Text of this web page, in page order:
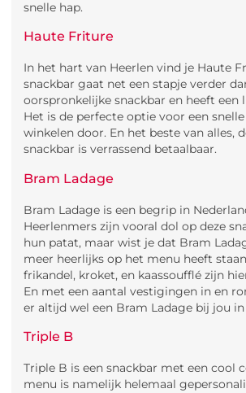
snelle hap.
Haute Friture
In het hart van Heerlen vind je Haute
snackbar gaat net een stapje verder
oorspronkelijke snackbar en heeft een
Het is de perfecte optie voor een
winkelen door. En het beste van alles,
snackbar is verrassend betaalbaar.
Bram Ladage
Bram Ladage is een begrip in
Heerlenmers zijn vooral dol op deze
hun patat, maar wist je dat Bram
meer heerlijks op het menu heeft
frikandel, kroket, en kaassoufflé zijn
En met een aantal vestigingen in en
er altijd wel een Bram Ladage bij jou
Triple B
Triple B is een snackbar met een cool
menu is namelijk helemaal